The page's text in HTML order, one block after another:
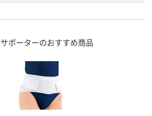
ポーターのおすすめ商品